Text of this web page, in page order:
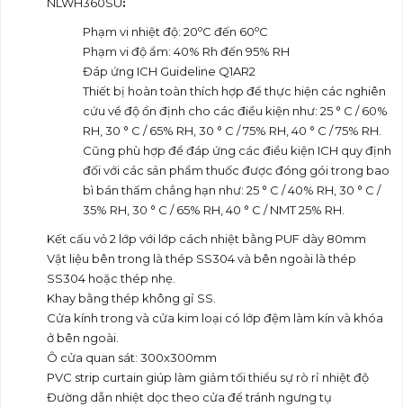
Phạm vi nhiệt độ: 20oC đến 60oC
Phạm vi độ ẩm: 40% Rh đến 95% RH
Đáp ứng ICH Guideline Q1AR2
Thiết bị hoàn toàn thích hợp để thực hiện các nghiên
cứu về độ ổn định cho các điều kiện như: 25 ° C / 60%
RH, 30 ° C / 65% RH, 30 ° C / 75% RH, 40 ° C / 75% RH.
Cũng phù hợp để đáp ứng các điều kiện ICH quy định
đối với các sản phẩm thuốc được đóng gói trong bao
bì bán thấm chẳng hạn như: 25 ° C / 40% RH, 30 ° C /
35% RH, 30 ° C / 65% RH, 40 ° C / NMT 25% RH.
Kết cấu vỏ 2 lớp với lớp cách nhiệt bằng PUF dày 80mm
Vật liệu bên trong là thép SS304 và bên ngoài là thép
SS304 hoặc thép nhẹ.
Khay bằng thép không gỉ SS.
Cửa kính trong và cửa kim loại có lớp đệm làm kín và khóa
ở bên ngoài.
Ô cửa quan sát: 300x300mm
PVC strip curtain giúp làm giảm tối thiểu sự rò rỉ nhiệt độ
Đường dẫn nhiệt dọc theo cửa để tránh ngưng tụ